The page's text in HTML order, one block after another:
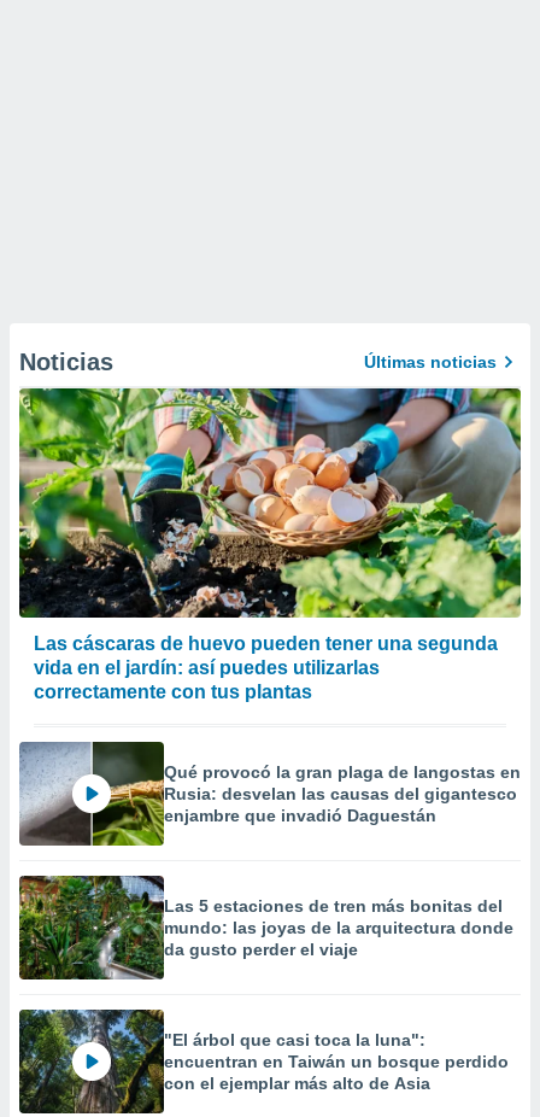
Noticias Últimas noticias
Las cáscaras de huevo pueden tener una segunda
vida en el jardín: así puedes utilizarlas
correctamente con tus plantas
Qué provocó la gran plaga de langostas en
Rusia: desvelan las causas del gigantesco
enjambre que invadió Daguestán
Las 5 estaciones de tren más bonitas del
mundo: las joyas de la arquitectura donde
da gusto perder el viaje
"El árbol que casi toca la luna":
encuentran en Taiwán un bosque perdido
con el ejemplar más alto de Asia